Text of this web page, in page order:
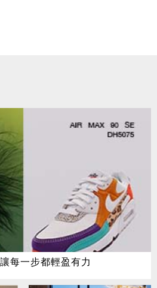
每一步都輕盈有力